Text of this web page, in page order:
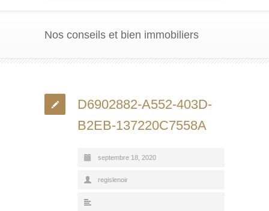
Nos conseils et bien immobiliers
D6902882-A552-403D-
B2EB-137220C7558A
septembre 18, 2020
regislenoir